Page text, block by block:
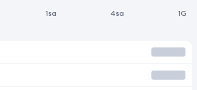
1sa 4sa 1G